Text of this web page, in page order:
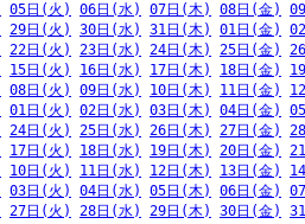
05日(火) 06日(水) 07日(木) 08日(金)
29日(火) 30日(水) 31日(木) 01日(金)
22日(火) 23日(水) 24日(木) 25日(金)
15日(火) 16日(水) 17日(木) 18日(金)
08日(火) 09日(水) 10日(木) 11日(金)
01日(火) 02日(水) 03日(木) 04日(金)
24日(火) 25日(水) 26日(木) 27日(金)
17日(火) 18日(水) 19日(木) 20日(金)
10日(火) 11日(水) 12日(木) 13日(金)
03日(火) 04日(水) 05日(木) 06日(金)
27日(火) 28日(水) 29日(木) 30日(金)